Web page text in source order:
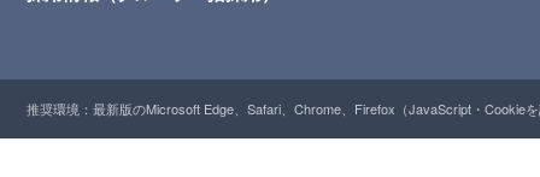
推奨環境：最新版のMicrosoft Edge、Safari、Chrome、Firefox（JavaScript・Cookie